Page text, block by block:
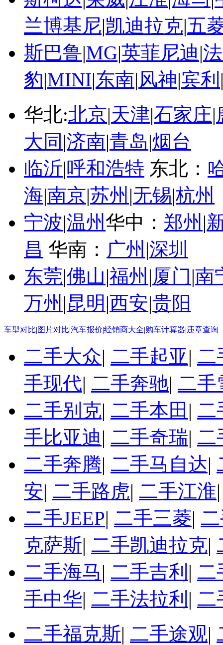
兰博基尼|凯迪拉克|五
斯巴鲁|MG|英菲尼迪|
豹|MINI|东南|风神|宾利
华北:北京|天津|石家庄|
大同 |济南|青岛|烟台
临沂|呼和浩特 东北：
海|南京|苏州 |无锡|杭州
宁波|温州华中： 郑州 |
昌 华南： 广州 |深圳
东莞|佛山|福州 |厦门|南
万州 |昆明 |西安|贵阳
车型对比|图片对比|汽车报价|经销商大全|购车计算器|违章查询
二手大众| 二手起亚| 二
手现代| 二手奔驰| 二手
二手别克| 二手本田 | 二
手比亚迪| 二手奇瑞| 二
二手奔腾| 二手马自达|
安| 二手路虎| 二手江淮
二手JEEP| 二手三菱|
克萨斯| 二手凯迪拉克|
二手海马| 二手吉利 | 二
手中华| 二手法拉利 | 二
二手福克斯| 二手途观|